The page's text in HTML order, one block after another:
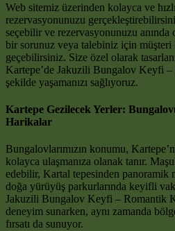
Web sitemiz üzerinden kolayca ve
rezervasyonunuzu
seçebilir ve rezervasyonunuzu
bir sorunuz veya talebiniz için
geçebilirsiniz. Size özel olarak
Kartepe’de Jakuzili Bungalov Keyfi –
şekilde yaşamanızı sağlıyoruz.
Kartepe Gezilecek Yerler:
Harikalar
Bungalovlarımızın konumu,
kolayca ulaşmanıza olanak tanır.
edebilir, Kartal tepesinden panoramik
doğa yürüyüş parkurlarında keyifli
Jakuzili Bungalov Keyfi – Romantik
deneyim sunarken, aynı zamanda
fırsatı da sunuyor.